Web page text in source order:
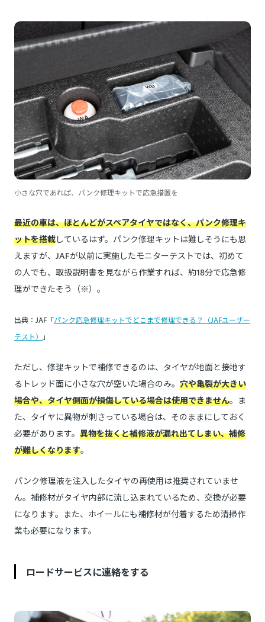
小さな穴であれば、パンク修理キットで応急措置を
最近の車は、ほとんどがスペアタイヤではなく、パンク修理キ
ットを搭載しているはず。パンク修理キットは難しそうにも思
えますが、JAFが以前に実施したモニターテストでは、初めて
の人でも、取扱説明書を見ながら作業すれば、約18分で応急修
理ができたそう（※）。
出典：JAF「パンク応急修理キットでどこまで修理できる？（JAFユーザー
テスト）
」
ただし、修理キットで補修できるのは、タイヤが地面と接地す
るトレッド面に小さな穴が空いた場合のみ。 穴や亀裂が大きい
場合や、タイヤ側面が損傷している場合は使用できません。ま
た、タイヤに異物が刺さっている場合は、そのままにしておく
必要があります。 異物を抜くと補修液が漏れ出てしまい、補修
が難しくなります。
パンク修理液を注入したタイヤの再使用は推奨されていませ
ん。補修材がタイヤ内部に流し込まれているため、交換が必要
になります。また、ホイールにも補修材が付着するため清掃作
業も必要になります。
ロードサービスに連絡をする